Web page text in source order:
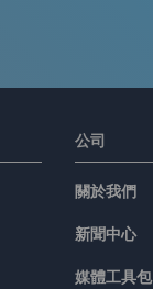
公司
關於我們
新聞中心
媒體工具包